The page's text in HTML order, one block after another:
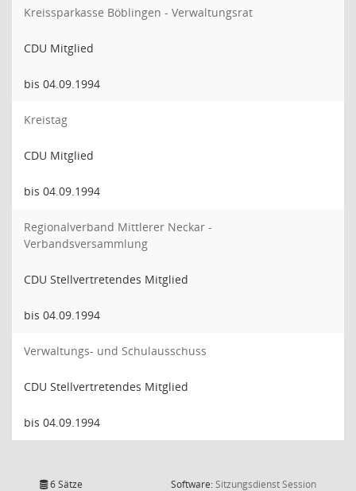
Kreissparkasse Böblingen - Verwaltungsrat
CDU Mitglied
bis 04.09.1994
Kreistag
CDU Mitglied
bis 04.09.1994
Regionalverband Mittlerer Neckar -
Verbandsversammlung
CDU Stellvertretendes Mitglied
bis 04.09.1994
Verwaltungs- und Schulausschuss
CDU Stellvertretendes Mitglied
bis 04.09.1994
6 Sätze Software:SitzungsdienstSession(Wird in